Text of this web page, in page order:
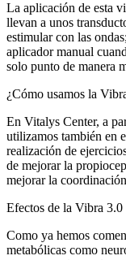
La aplicación de esta
llevan a unos
estimular con las
aplicador manual
solo punto de manera
¿Cómo usamos la
En Vitalys Center, a
utilizamos también en
realización de
de mejorar la
mejorar la
Efectos de la Vibra 3.0
Como ya hemos
metabólicas como